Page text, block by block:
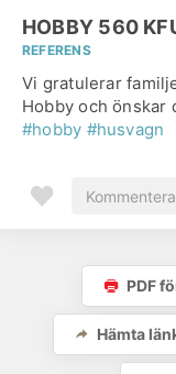
HOBBY 560
REFERENS
Vi gratulerar
Hobby och
#hobby #husvagn
PDF
Hämta